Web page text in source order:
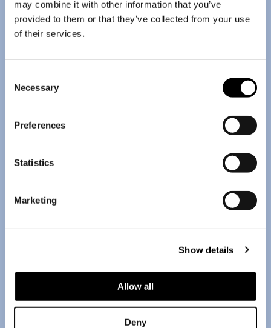
may combine it with other information that you’ve
provided to them or that they’ve collected from your use
of their services.
Selection
Necessary
Preferences
Statistics
Marketing
Show details
Allow all
Deny